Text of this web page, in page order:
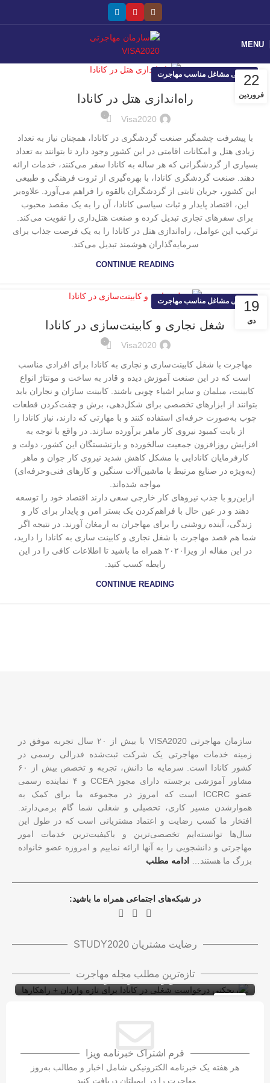
MENU
22
فروردین
معرفی مشاغل مناسب مهاجرت
راه‌اندازی هتل در کانادا
Visa2020 ۰
با پیشرفت چشمگیر صنعت گردشگری در کانادا، همچنان نیاز به تعداد
زیادی هتل و امکانات اقامتی در این کشور وجود دارد تا بتوانند به تعداد
بسیاری از گردشگرانی که هر ساله به کانادا سفر می‌کنند، خدمات ارائه
دهند. صنعت گردشگری کانادا، با بهره‌گیری از ثروت فرهنگی و طبیعی
این کشور، جریان ثابتی از گردشگران بالقوه را فراهم می‌آورد. علاوه‌بر
این، اقتصاد پایدار و ثبات سیاسی کانادا، آن را به یک مقصد محبوب
برای سفرهای تجاری تبدیل کرده و صنعت هتل‌داری را تقویت می‌کند.
ترکیب این عوامل، راه‌اندازی هتل در کانادا را به یک فرصت جذاب برای
سرمایه‌گذاران هوشمند تبدیل می‌کند.
CONTINUE READING
19
دی
معرفی مشاغل مناسب مهاجرت
شغل نجاری و‌ کابینت‌سازی در کانادا
Visa2020 ۰
مهاجرت با شغل کابینت‌سازی و نجاری به کانادا برای افرادی مناسب
است که در این صنعت آموزش دیده و قادر به ساخت و مونتاژ انواع
کابینت، مبلمان و سایر اشیاء چوبی باشند. کابینت سازان و نجاران باید
بتوانند از ابزارهای تخصصی برای شکل‌دهی، برش و چفت‌کردن قطعات
چوب به‌صورت حرفه‌ای استفاده کنند و با مهارتی که دارند، نیاز کانادا را
از بابت کمبود نیروی کار ماهر برآورده سازند. در واقع با توجه‌ به
افزایش روزافزون جمعیت سالخورده و بازنشستگان این کشور، دولت و
کارفرمایان کانادایی با مشکل کاهش شدید نیروی کار جوان و ماهر
(به‌ویژه در صنایع مرتبط با ماشین‌آلات سنگین و کارهای فنی‌وحرفه‌ای)
مواجه شده‌اند.
ازاین‌رو با جذب نیروهای کار خارجی سعی دارند اقتصاد خود را توسعه
دهند و در عین‌ حال با فراهم‌کردن یک بستر امن و پایدار برای کار و
زندگی، آینده روشنی را برای مهاجران به ارمغان آورند. در نتیجه اگر
شما هم قصد مهاجرت با شغل نجاری و کابینت سازی به کانادا را دارید،
در این مقاله از ویزا۲۰۲۰ همراه ما باشید تا اطلاعات کافی را در این
رابطه کسب کنید.
CONTINUE READING
سازمان مهاجرتی VISA2020 با بیش از ۲۰ سال تجربه موفق در
زمینه خدمات مهاجرتی یک شرکت ثبت‌شده فدرالی رسمی در
کشور کانادا است. سرمایه ما دانش، تجربه و تخصص بیش از ۶۰
مشاور آموزشی برجسته دارای مجوز CCEA و ۴ نماینده رسمی
عضو ICCRC است که امروز در مجموعه ما برای کمک به
هموارشدن مسیر کاری، تحصیلی و شغلی شما گام برمی‌دارند.
افتخار ما کسب رضایت و اعتماد مشتریانی است که در طول این
سال‌ها توانسته‌ایم تخصصی‌ترین و باکیفیت‌ترین خدمات امور
مهاجرتی و دانشجویی را به آنها ارائه نماییم و امروزه عضو خانواده
بزرگ ما هستند… ادامه مطلب
در شبکه‌های اجتماعی همراه ما باشید:
رضایت مشتریان STUDY2020
ویزای کار
ویزای کاری کانادا با LMIA
تازه‌ترین مطلب مجله مهاجرت
واردان + راهکارها
فرم اشتراک خبرنامه ویزا
هر هفته یک خبرنامه الکترونیکی شامل اخبار و مطالب به‌روز
مهاجرت را در ایمیلتان دریافت کنید.